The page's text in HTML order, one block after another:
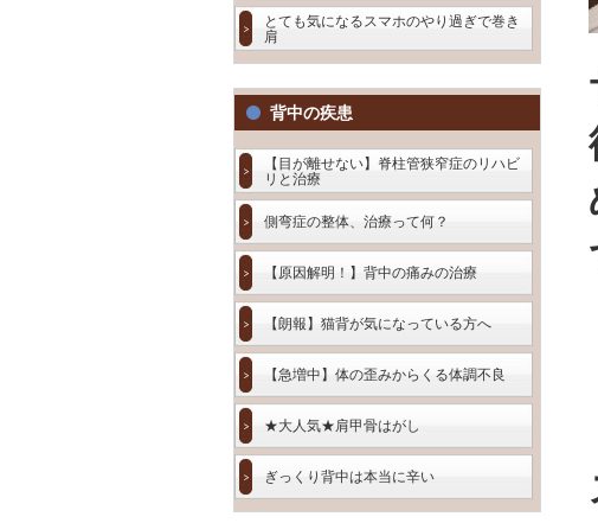
とても気になるスマホのやり過ぎで巻き
肩
背中の疾患
【目が離せない】脊柱管狭窄症のリハビ
リと治療
側弯症の整体、治療って何？
【原因解明！】背中の痛みの治療
【朗報】猫背が気になっている方へ
【急増中】体の歪みからくる体調不良
★大人気★肩甲骨はがし
ぎっくり背中は本当に辛い